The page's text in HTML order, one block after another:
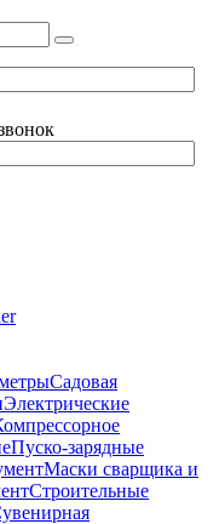
Садовая
Электрические
Пуско-зарядные
Маски сварщика и
Строительные